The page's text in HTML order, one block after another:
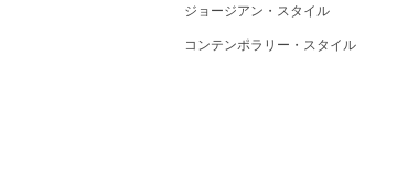
ジョージアン・スタイル
コンテンポラリー・スタイル